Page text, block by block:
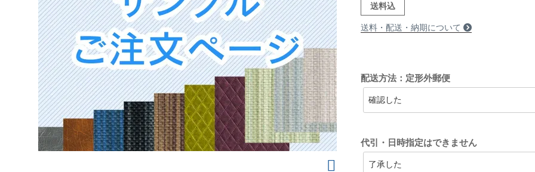
送料込
送料・配送・納期について
配送方法：定形外郵便
代引・日時指定はできません